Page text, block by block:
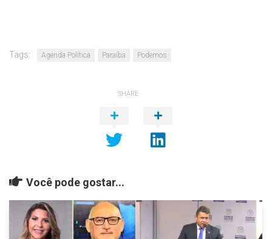
Tags: Agenda Política Paraíba Podemos
SHARE
Você pode gostar...